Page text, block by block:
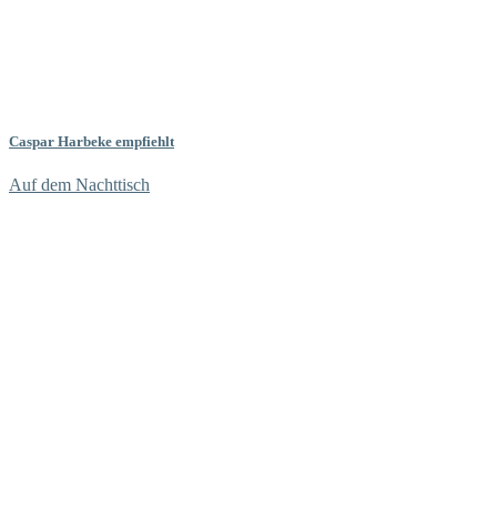
Caspar Harbeke empfiehlt
Auf dem Nachttisch